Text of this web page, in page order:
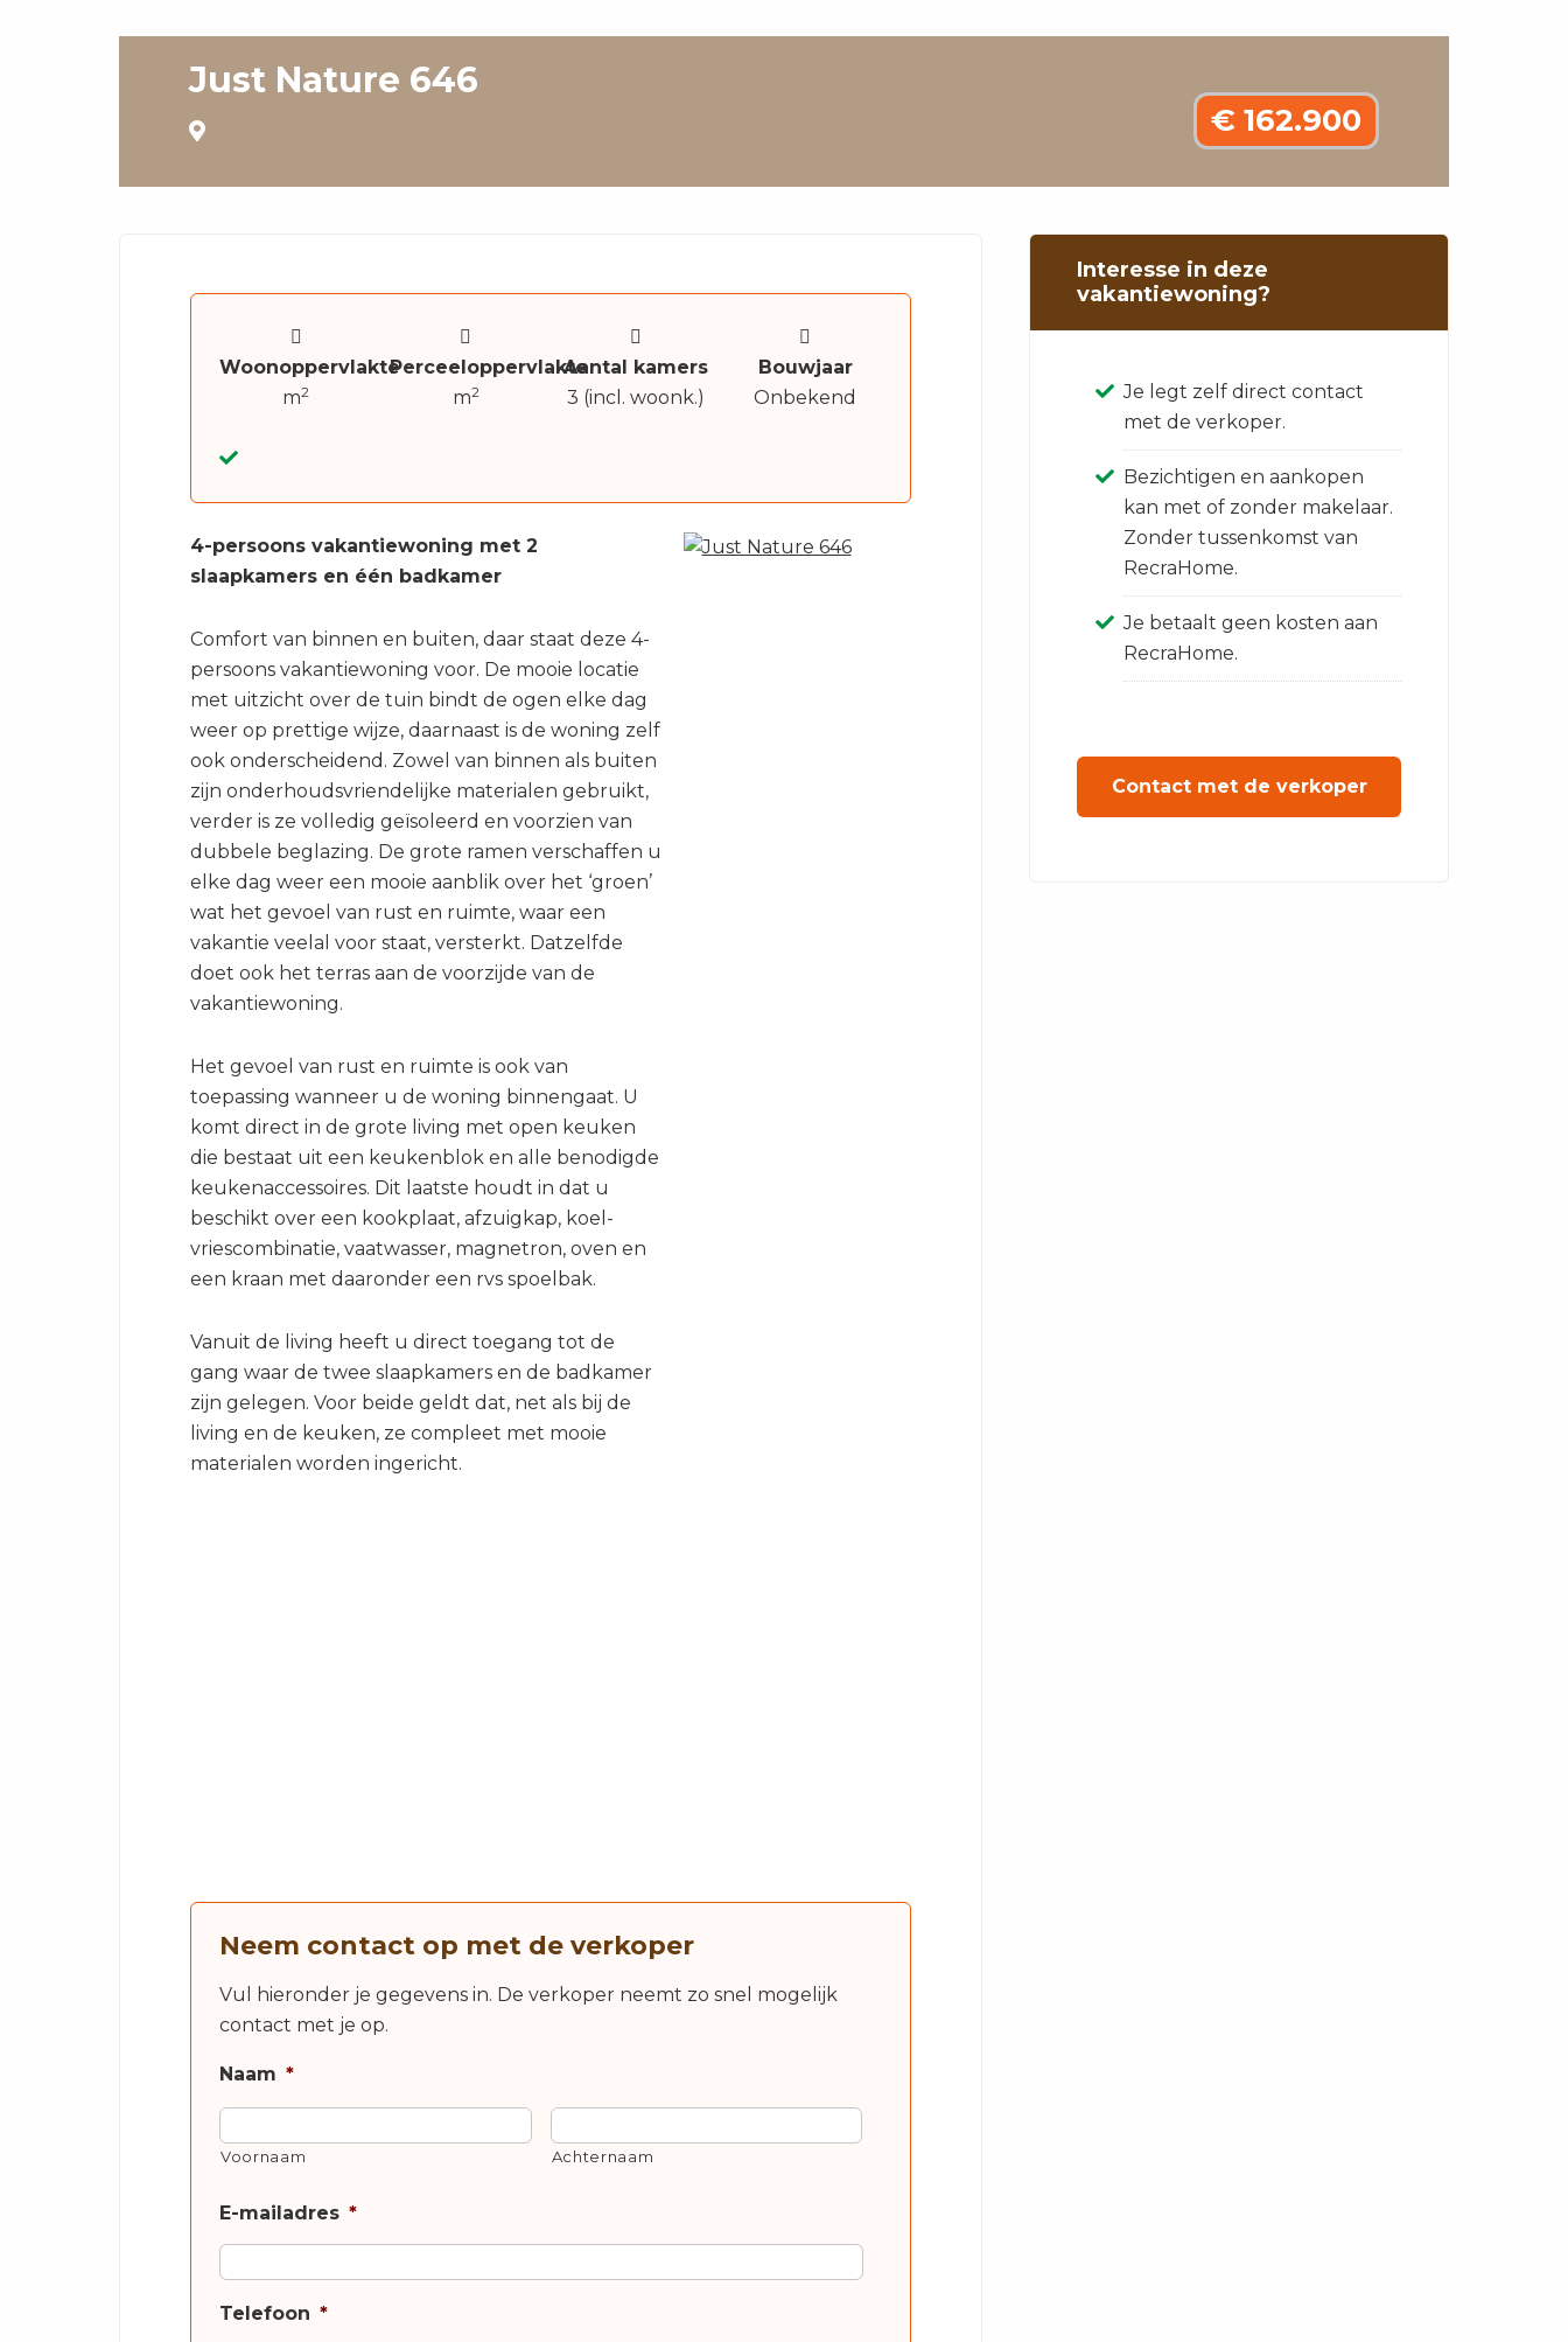
Just Nature 646
€ 162.900
Woonoppervlakte
m2
Perceeloppervlakte
m2
Aantal kamers
3 (incl. woonk.)
Bouwjaar
Onbekend
4-persoons vakantiewoning met 2
slaapkamers en één badkamer
Comfort van binnen en buiten, daar staat deze 4-
persoons vakantiewoning voor. De mooie locatie
met uitzicht over de tuin bindt de ogen elke dag
weer op prettige wijze, daarnaast is de woning zelf
ook onderscheidend. Zowel van binnen als buiten
zijn onderhoudsvriendelijke materialen gebruikt,
verder is ze volledig geïsoleerd en voorzien van
dubbele beglazing. De grote ramen verschaffen u
elke dag weer een mooie aanblik over het ‘groen’
wat het gevoel van rust en ruimte, waar een
vakantie veelal voor staat, versterkt. Datzelfde
doet ook het terras aan de voorzijde van de
vakantiewoning.
Het gevoel van rust en ruimte is ook van
toepassing wanneer u de woning binnengaat. U
komt direct in de grote living met open keuken
die bestaat uit een keukenblok en alle benodigde
keukenaccessoires. Dit laatste houdt in dat u
beschikt over een kookplaat, afzuigkap, koel-
vriescombinatie, vaatwasser, magnetron, oven en
een kraan met daaronder een rvs spoelbak.
Vanuit de living heeft u direct toegang tot de
gang waar de twee slaapkamers en de badkamer
zijn gelegen. Voor beide geldt dat, net als bij de
living en de keuken, ze compleet met mooie
materialen worden ingericht.
Neem contact op met de verkoper
Vul hieronder je gegevens in. De verkoper neemt zo snel mogelijk
contact met je op.
Naam *
Voornaam Achternaam
E-mailadres *
Telefoon *
Interesse in deze
vakantiewoning?
Je legt zelf direct contact
met de verkoper.
Bezichtigen en aankopen
kan met of zonder makelaar.
Zonder tussenkomst van
RecraHome.
Je betaalt geen kosten aan
RecraHome.
Contact met de verkoper